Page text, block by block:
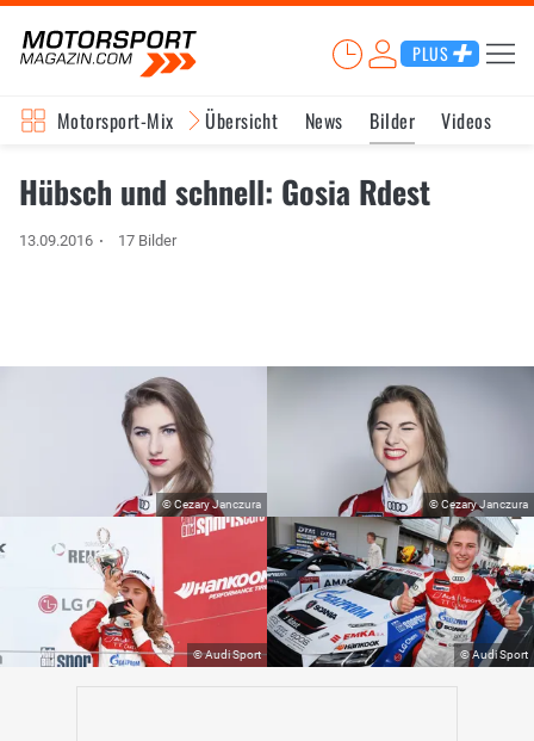
PLUS
Motorsport-Mix Übersicht News Bilder Videos
Hübsch und schnell: Gosia Rdest
13.09.2016 17 Bilder